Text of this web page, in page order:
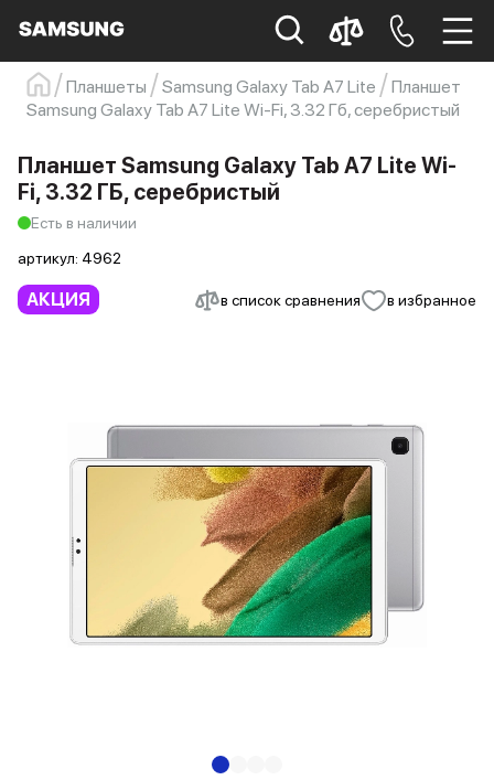
Samsung Смартфон s23
s23 ultra
Планшеты Samsung Galaxy Tab A7 Lite
Планшет
Samsung Galaxy Tab A7 Lite Wi-Fi, 3.32 Гб, серебристый
АКЦИЯ в список сравнения в избранное
Планшет Samsung Galaxy Tab A7 Lite Wi-
Fi, 3.32 ГБ, серебристый
Есть в наличии
артикул: 4962